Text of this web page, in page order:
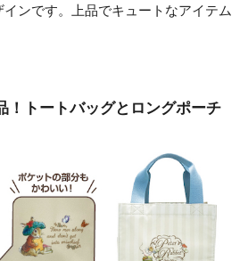
ンです。上品でキュートなアイテム
！トートバッグとロングポーチ